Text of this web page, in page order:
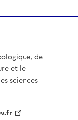
de
et le
sciences